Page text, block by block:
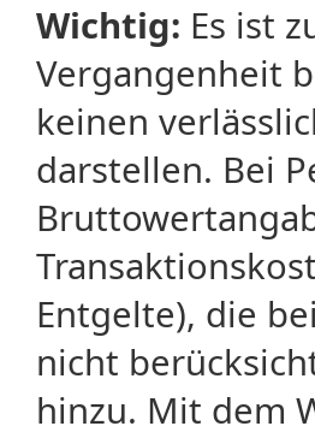
Wichtig: Es ist
Vergangenheit
keinen
darstellen. Bei
Entgelte), die
nicht
hinzu. Mit dem